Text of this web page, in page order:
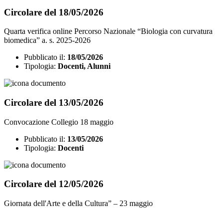
Circolare del 18/05/2026
Quarta verifica online Percorso Nazionale “Biologia con curvatura
biomedica” a. s. 2025-2026
Pubblicato il: 18/05/2026
Tipologia: Docenti, Alunni
Circolare del 13/05/2026
Convocazione Collegio 18 maggio
Pubblicato il: 13/05/2026
Tipologia: Docenti
Circolare del 12/05/2026
Giornata dell'Arte e della Cultura” – 23 maggio